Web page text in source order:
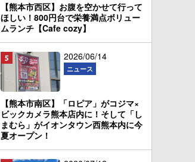
【熊本市西区】お腹を空かせて行って
ほしい！800円台で栄養満点ボリュー
ムランチ【Cafe cozy】
2026/06/14
ニュース
【熊本市南区】「ロピア」がコジマ×
ビックカメラ熊本店内に！そして「し
まむら」がイオンタウン西熊本内に今
夏オープン！